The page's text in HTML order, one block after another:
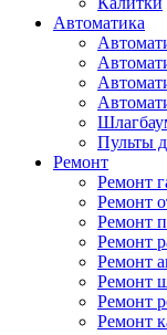
Автоматика
Пульты
Ремонт
Ремонт
Ремонт
Ремонт
Ремонт
Ремонт
Ремонт
Ремонт
Ремонт